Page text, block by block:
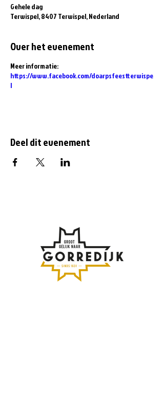
Gehele dag
Terwispel, 8407 Terwispel, Nederland
Over het evenement
Meer informatie:
https://www.facebook.com/doarpsfeestterwispe
l
Deel dit evenement